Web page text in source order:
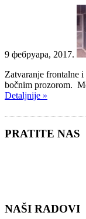
9 фебруара, 2017.
Zatvaranje frontalne i
bočnim prozorom.
Detaljnije »
PRATITE NAS
NAŠI RADOVI